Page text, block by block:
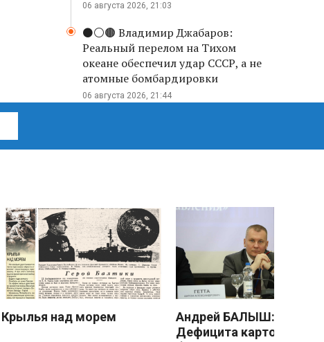
06 августа 2026, 21:03
⚫️⚪️🟤 Владимир Джабаров:
Реальный перелом на Тихом
океане обеспечил удар СССР, а не
атомные бомбардировки
06 августа 2026, 21:44
Крылья над морем
Андрей БАЛЫШ:
Дефицита картофеля не